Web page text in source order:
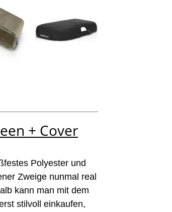
+ Cover
Polyester und
Zweige nunmal real
kann man mit dem
stilvoll einkaufen,